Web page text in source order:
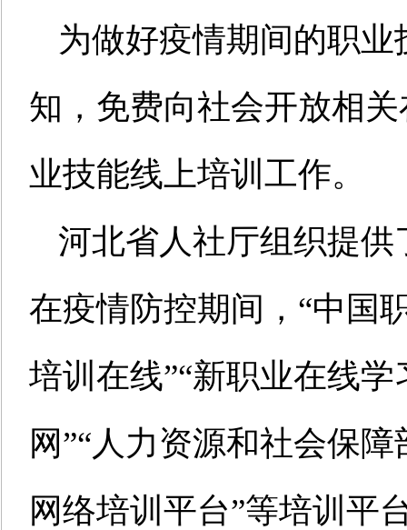
为做好疫情期间的职
知，免费向社会开放相
业技能线上培训工作。
河北省人社厅组织提
在疫情防控期间，“中国
培训在线”“新职业在线
网”“人力资源和社会保
网络培训平台”等培训平